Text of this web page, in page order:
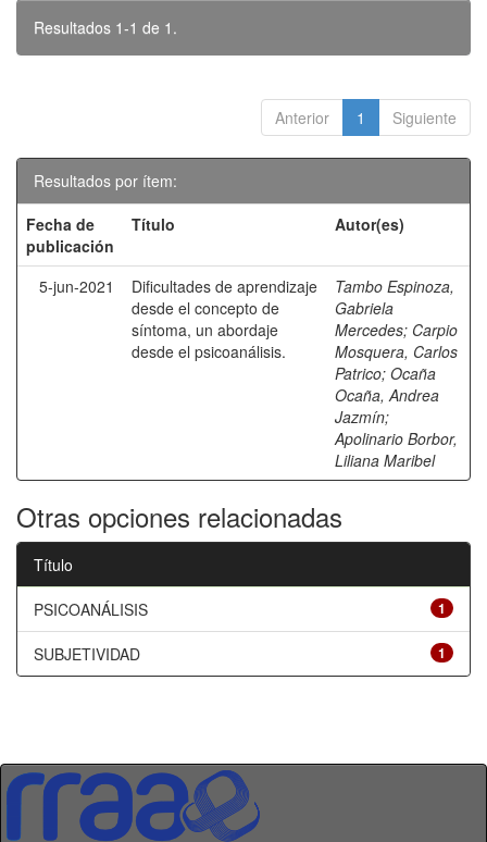
Resultados 1-1 de 1.
Anterior 1 Siguiente
Resultados por ítem:
Fecha de
publicación
Título Autor(es)
5-jun-2021
Dificultades de aprendizaje
desde el concepto de
síntoma, un abordaje
desde el psicoanálisis.
Tambo Espinoza,
Gabriela
Mercedes; Carpio
Mosquera, Carlos
Patrico; Ocaña
Ocaña, Andrea
Jazmín;
Apolinario Borbor,
Liliana Maribel
Otras opciones relacionadas
Título
1
PSICOANÁLISIS
1
SUBJETIVIDAD